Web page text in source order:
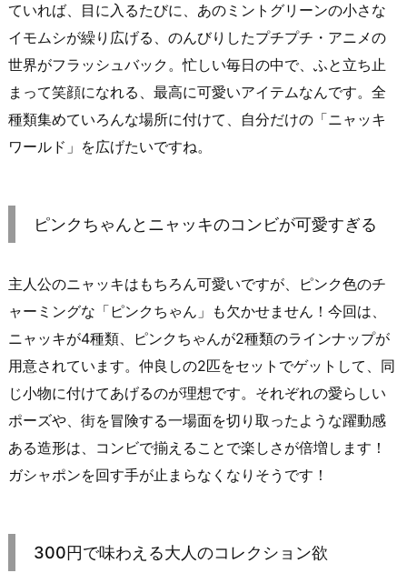
ていれば、目に入るたびに、あのミントグリーンの小さな
イモムシが繰り広げる、のんびりしたプチプチ・アニメの
世界がフラッシュバック。忙しい毎日の中で、ふと立ち止
まって笑顔になれる、最高に可愛いアイテムなんです。全
種類集めていろんな場所に付けて、自分だけの「ニャッキ
ワールド」を広げたいですね。
ピンクちゃんとニャッキのコンビが可愛すぎる
主人公のニャッキはもちろん可愛いですが、ピンク色のチ
ャーミングな「ピンクちゃん」も欠かせません！今回は、
ニャッキが4種類、ピンクちゃんが2種類のラインナップが
用意されています。仲良しの2匹をセットでゲットして、同
じ小物に付けてあげるのが理想です。それぞれの愛らしい
ポーズや、街を冒険する一場面を切り取ったような躍動感
ある造形は、コンビで揃えることで楽しさが倍増します！
ガシャポンを回す手が止まらなくなりそうです！
300円で味わえる大人のコレクション欲